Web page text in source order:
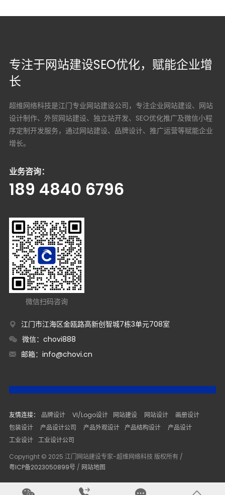
专注于网站建设SEO优化，赋能企业增
长
超维网络科技是江门专业网站建设公司，专注企业网站建设、网站
设计制作、外贸网站建设、独立站开发、SEO优化推广及微信小程
序定制开发服务，通过网站建设、品牌设计、推广运营等赋能企业
增长。
业务咨询：
189 4840 6796
微信扫码咨询
江门市江海区金瓯路高新创智城7栋3单元708室
微信：chovi888
邮箱： info@chovi.cn
友情连接： 品牌设计 VI/Logo设计 网站建设 网站设计
画册设计
包装设计
产品设计公司 产品外观设计 产品结构设计
产品设计
工业设计 工业设计公司
Copyright © 2025 江门网站建设专家-超维网络科技 版权所有 /
粤ICP备2023050899号 / 网站地图